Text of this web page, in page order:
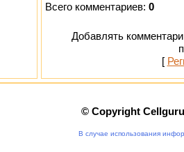
Всего комментариев: 0
Добавлять
[
© Copyright
В случае использования